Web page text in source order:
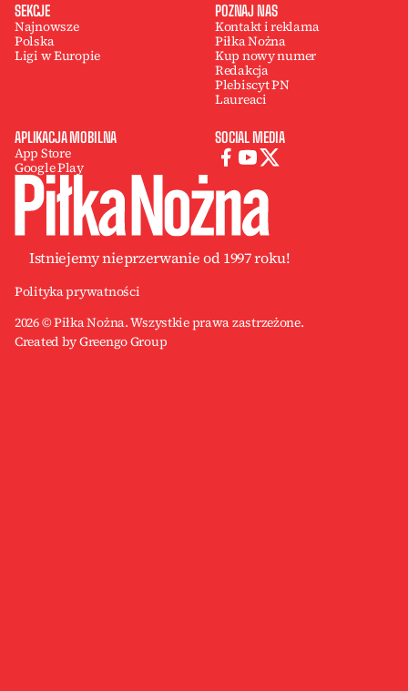
SEKCJE
Najnowsze
Polska
Ligi w Europie
POZNAJ NAS
Kontakt i reklama
Piłka Nożna
Kup nowy numer
Redakcja
Plebiscyt PN
Laureaci
APLIKACJA MOBILNA
App Store
Google Play
SOCIAL MEDIA
Istniejemy nieprzerwanie od 1997 roku!
Polityka prywatności
2026 © Piłka Nożna. Wszystkie prawa zastrzeżone.
Created by Greengo Group